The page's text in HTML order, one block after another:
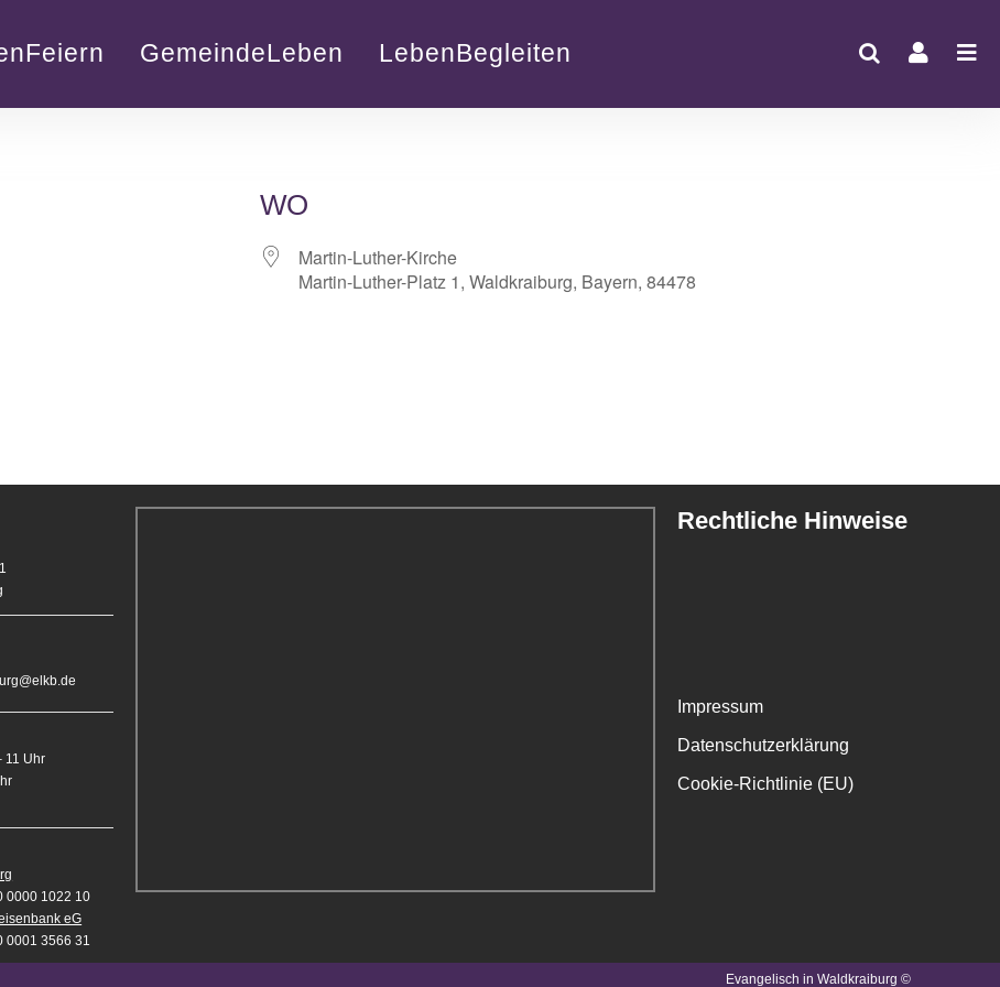
GemeindeLeben LebenBegleiten
WO
Martin-Luther-Kirche
Martin-Luther-Platz 1, Waldkraiburg, Bayern, 84478
11 Uhr
0000 1022 10
eG
0001 3566 31
Rechtliche Hinweise
Impressum
Datenschutzerklärung
Cookie-Richtlinie (EU)
Evangelisch in Waldkraiburg ©